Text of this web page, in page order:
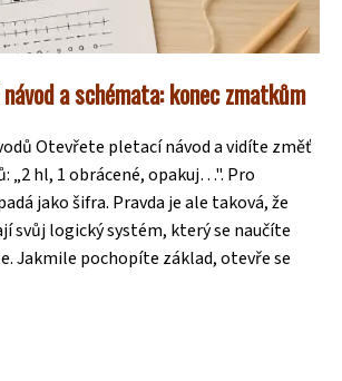
a schémata: konec zmatkům
Otevřete pletací návod a vidíte změť
„2 hl, 1 obrácené, opakuj…". Pro
jako šifra. Pravda je ale taková, že
svůj logický systém, který se naučíte
Jakmile pochopíte základ, otevře se